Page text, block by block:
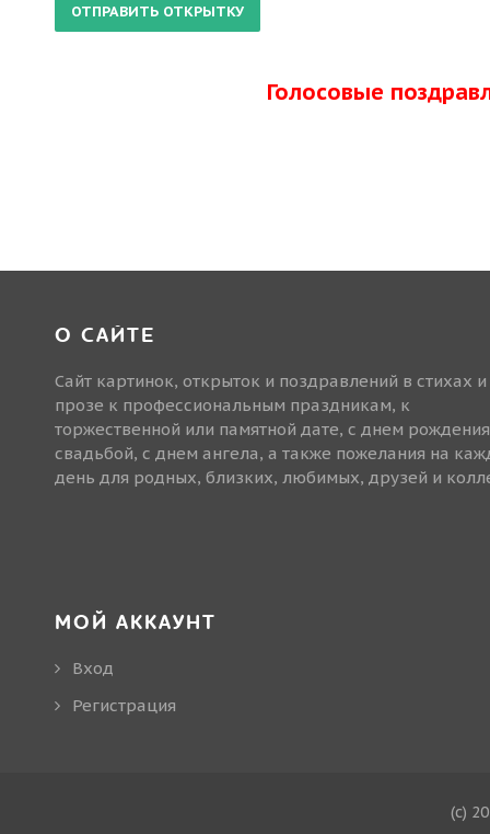
Голосовые
О САЙТЕ
Сайт картинок, открыток и поздравлений в стихах и
прозе к профессиональным праздникам, к
торжественной или памятной дате, с днем
свадьбой, с днем ангела, а также пожелания на
день для родных, близких, любимых, друзей и
МОЙ АККАУНТ
Вход
Регистрация
(c)